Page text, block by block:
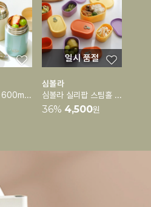
1+1 디유 스텐 600ml 보온보냉 도시락통 죽통(스푼포함)
일시 품절
심볼라
심볼라 실리팝 스팀홀 실리콘 팩 용기 모음전
36% 4,500원